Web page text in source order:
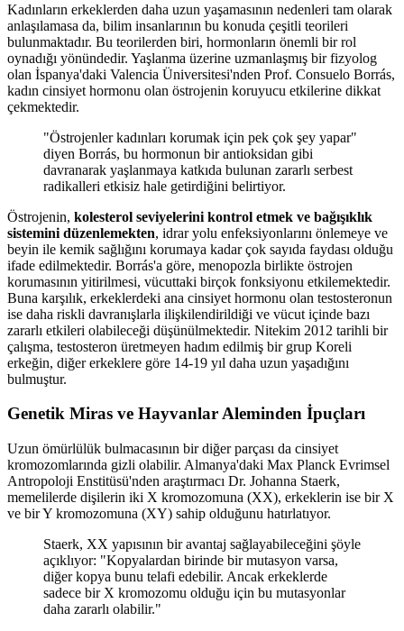
Kadınların erkeklerden daha uzun yaşamasının nedenleri tam olarak
anlaşılamasa da, bilim insanlarının bu konuda çeşitli teorileri
bulunmaktadır. Bu teorilerden biri, hormonların önemli bir rol
oynadığı yönündedir. Yaşlanma üzerine uzmanlaşmış bir fizyolog
olan İspanya'daki Valencia Üniversitesi'nden Prof. Consuelo Borrás,
kadın cinsiyet hormonu olan östrojenin koruyucu etkilerine dikkat
çekmektedir.
"Östrojenler kadınları korumak için pek çok şey yapar"
diyen Borrás, bu hormonun bir antioksidan gibi
davranarak yaşlanmaya katkıda bulunan zararlı serbest
radikalleri etkisiz hale getirdiğini belirtiyor.
Östrojenin, kolesterol seviyelerini kontrol etmek ve bağışıklık
sistemini düzenlemekten, idrar yolu enfeksiyonlarını önlemeye ve
beyin ile kemik sağlığını korumaya kadar çok sayıda faydası olduğu
ifade edilmektedir. Borrás'a göre, menopozla birlikte östrojen
korumasının yitirilmesi, vücuttaki birçok fonksiyonu etkilemektedir.
Buna karşılık, erkeklerdeki ana cinsiyet hormonu olan testosteronun
ise daha riskli davranışlarla ilişkilendirildiği ve vücut içinde bazı
zararlı etkileri olabileceği düşünülmektedir. Nitekim 2012 tarihli bir
çalışma, testosteron üretmeyen hadım edilmiş bir grup Koreli
erkeğin, diğer erkeklere göre 14-19 yıl daha uzun yaşadığını
bulmuştur.
Genetik Miras ve Hayvanlar Aleminden İpuçları
Uzun ömürlülük bulmacasının bir diğer parçası da cinsiyet
kromozomlarında gizli olabilir. Almanya'daki Max Planck Evrimsel
Antropoloji Enstitüsü'nden araştırmacı Dr. Johanna Staerk,
memelilerde dişilerin iki X kromozomuna (XX), erkeklerin ise bir X
ve bir Y kromozomuna (XY) sahip olduğunu hatırlatıyor.
Staerk, XX yapısının bir avantaj sağlayabileceğini şöyle
açıklıyor: "Kopyalardan birinde bir mutasyon varsa,
diğer kopya bunu telafi edebilir. Ancak erkeklerde
sadece bir X kromozomu olduğu için bu mutasyonlar
daha zararlı olabilir."